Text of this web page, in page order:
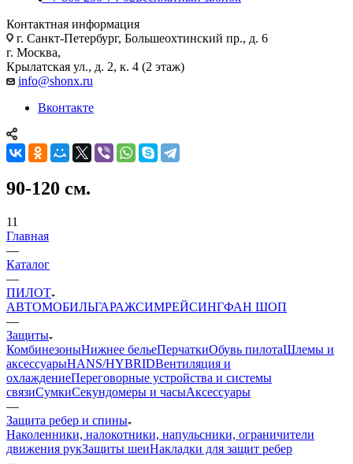
Контактная информация
г. Санкт-Петербург, Большеохтинский пр., д. 6
г. Москва,
Крылатская ул., д. 2, к. 4 (2 этаж)
info@shonx.ru
Вконтакте
90-120 см.
11
Главная
—
Каталог
—
ПИЛОТ
АВТОМОБИЛЬГАРАЖСИМРЕЙСИНГФАН ШОП
—
Защиты
КомбинезоныНижнее бельеПерчаткиОбувь пилотаШлемы и
аксессуарыHANS/HYBRIDВентиляция и
охлаждениеПереговорные устройства и системы
связиСумкиСекундомеры и часыАксессуары
—
Защита ребер и спины
Наколенники, налокотники, напульсники, ограничители
движения рукЗащиты шеиНакладки для защит ребер